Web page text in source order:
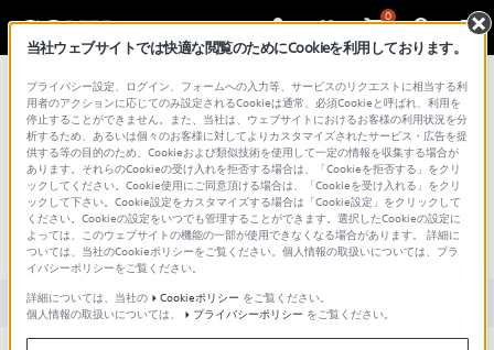
0
総合サポート・お問い合わせ
文書番号 : S1403070061151 / 最終更新日 : 2025/03/11
[有線]接続診断結果がすべて「失敗」と
表示される
対象製品カテゴリー・製品
当社ウェブサイトでは快適な閲覧のためにCookieを利用しております。
プライバシー設定、ログイン、フォームへの入力等、サービスのリクエストに相当する利
用者のアクションに応じてのみ設定されるCookieは通常、必須Cookieと呼ばれ、利用を
停止することができません。また、当社は、ウェブサイトにおけるお客様の利用状況を分
析するため、あるいは個々のお客様に対してよりカスタマイズされたサービス・広告を提
供する等の目的のため、Cookieおよび類似技術を使用して一定の情報を収集する場合が
あります。それらのCookieの受け入れを拒否する場合は、「Cookieを拒否する」をクリ
ックしてください。Cookie使用にご同意頂ける場合は、「Cookieを受け入れる」をクリ
ックして下さい。Cookie設定をカスタマイズする場合は「Cookie設定」をクリックして
ください。Cookieの設定をいつでも管理することができます。選択したCookieの設定に
よっては、このウェブサイトの機能の一部が使用できなくなる場合があります。 詳細に
ついては、当社のCookieポリシーをご覧ください。個人情報の取扱いについては、プラ
イバシーポリシーをご覧ください。
詳細については、当社の
Cookieポリシー をご覧ください。
個人情報の取扱いについては、
プライバシーポリシー をご覧ください。